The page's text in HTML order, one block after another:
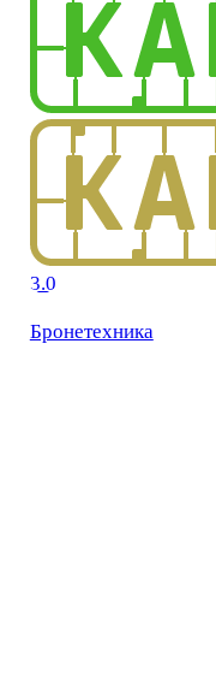
3.0
Бронетехника